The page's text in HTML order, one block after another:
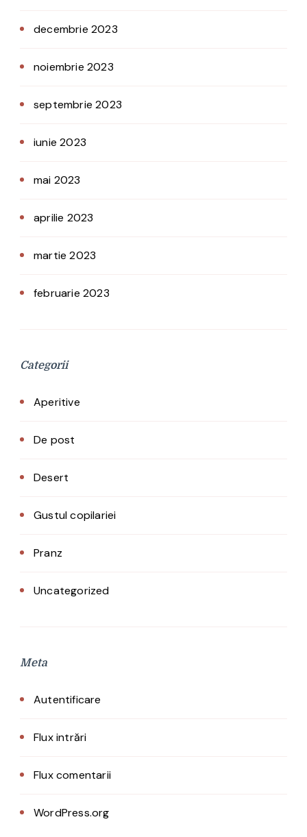
decembrie 2023
noiembrie 2023
septembrie 2023
iunie 2023
mai 2023
aprilie 2023
martie 2023
februarie 2023
Categorii
Aperitive
De post
Desert
Gustul copilariei
Pranz
Uncategorized
Meta
Autentificare
Flux intrări
Flux comentarii
WordPress.org